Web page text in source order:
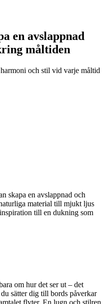
en avslappnad
måltiden
och stil vid varje måltid
skapa en avslappnad och
material till mjukt ljus
till en dukning som
om hur det ser ut – det
sätter dig till bords påverkar
flyter. En lugn och stilren